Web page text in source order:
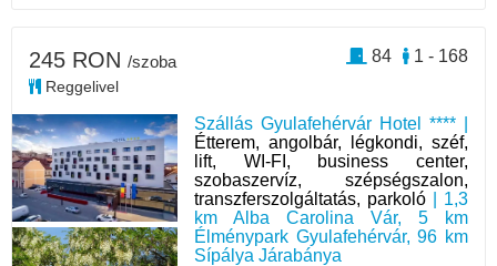
Szállás Gyulafehérvár Hotel **** |
Étterem, angolbár, légkondi, széf,
lift, WI-FI, business center,
szobaszervíz, szépségszalon,
transzferszolgáltatás, parkoló | 1,3
km Alba Carolina Vár, 5 km
Élménypark Gyulafehérvár, 96 km
Sípálya Járabánya
245 RON /szoba
Reggelivel
1 - 168
84